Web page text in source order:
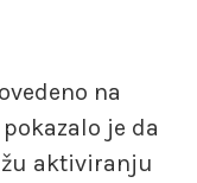
na
je da
aktiviranju